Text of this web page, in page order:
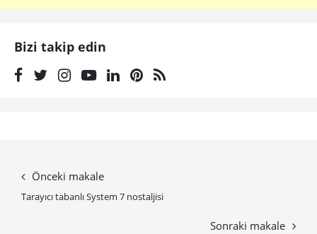
Bizi takip edin
Önceki makale
Tarayıcı tabanlı System 7 nostaljisi
Sonraki makale